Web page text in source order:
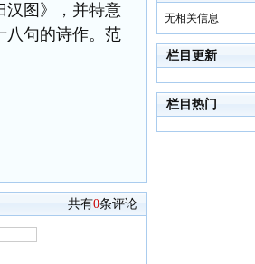
汉图》，并特意
八句的诗作。范
共有0条评论
无相关信息
栏目更新
栏目热门